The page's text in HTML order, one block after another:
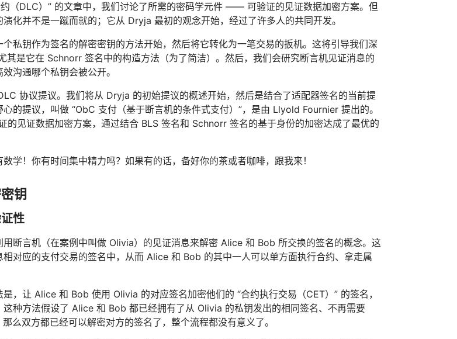
（DLC）” 的文章中，我们讨论了所需的密码学元件 —— 可验证的见证数据加密方案。但
化并不是一蹴而就的；它从 Dryja 最初的观念开始，经过了许多人的共同开发。
私钥作为签名的解密密钥的方法开始，然后将它转化为一笔交易的扳机。这将引导我们深
其是它在 Schnorr 签名中的构造方法（为了简洁）。然后，我们会研究断言机见证消息的
沟通哪个私钥会被公开。
协议提议。我们将从 Dryja 的初始提议的概述开始，然后是结合了适配器签名的当前提
的提议，叫做 “ObC 支付（基于断言机的条件式支付）”，是由 Llyold Fournier 提出的。
的见证数据加密方案，通过结合 BLS 签名和 Schnorr 签名的基于身份的加密达成了最优的
学！你有时间集中精力吗？如果有的话，备好你的茶或者咖啡，跟我来！
钥
性
断言机（在案例中叫做 Olivia）的见证消息来解密 Alice 和 Bob 所交换的签名的概念。这
对应的支付交易的签名中，从而 Alice 和 Bob 的其中一人可以单方面执行合约、拿走属
，让 Alice 和 Bob 使用 Olivia 的对应签名加密他们的 “合约执行交易（CET）” 的签名，
种方法假设了 Alice 和 Bob 都已经拥有了从 Olivia 的私钥发出的相同签名、不再需要
么双方都已经可以解密对方的签名了，整个流程都没有意义了。